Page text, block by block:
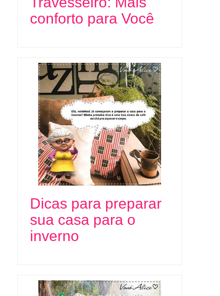
conforto para Você
Dicas para preparar
sua casa para o
inverno